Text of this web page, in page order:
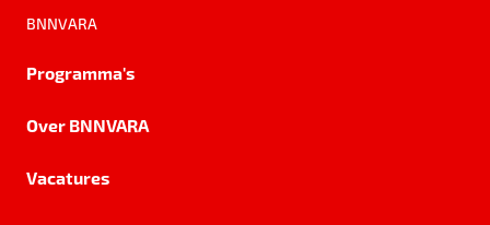
BNNVARA
Programma's
Over BNNVARA
Vacatures